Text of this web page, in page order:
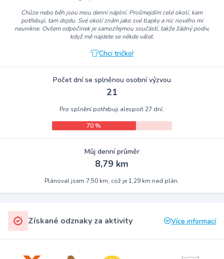
Chůze nebo běh jsou mou denní náplní. Prošmejdím celé okolí, kam
potřebuji, tam dojdu. Své okolí znám jako své tlapky a nic nového mi
neunikne. Ovšem odpočinek je samozřejmou součástí, takže žádný podiv,
když mě najdete se někde válet.
Chci tričko!
Počet dní se splněnou osobní výzvou
21
Pro splnění potřebuji alespoň 27 dní.
70 %
Můj denní průměr
8,79 km
Plánoval jsem 7,50 km, což je 1,29 km nad plán.
Získané odznaky za aktivity Více informací